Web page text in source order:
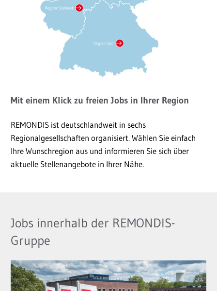
Mit einem Klick zu freien Jobs in Ihrer Region
REMONDIS ist deutschlandweit in sechs
Regionalgesellschaften organisiert. Wählen Sie einfach
Ihre Wunschregion aus und informieren Sie sich über
aktuelle Stellenangebote in Ihrer Nähe.
Jobs innerhalb der REMONDIS-
Gruppe